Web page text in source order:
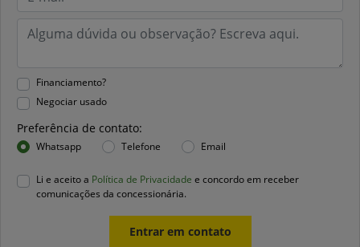
Financiamento?
Negociar usado
Preferência de contato:
Whatsapp Telefone Email
Li e aceito a Política de Privacidade e concordo em receber
comunicações da concessionária.
Entrar em contato